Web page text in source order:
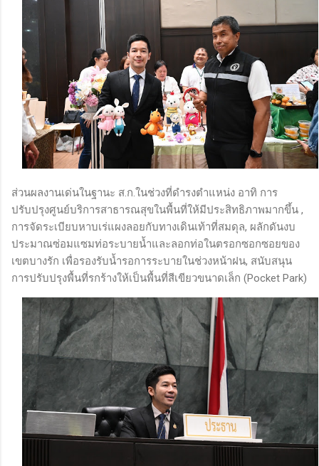
ส่วนผลงานเด่นในฐานะ ส.ก.ในช่วงที่ดำรงตำแหน่ง อาทิ การ
ปรับปรุงศูนย์บริการสาธารณสุขในพื้นที่ให้มีประสิทธิภาพมากขึ้น ,
การจัดระเบียบหาบเร่แผงลอยกับทางเดินเท้าที่สมดุล, ผลักดันงบ
ประมาณซ่อมแซมท่อระบายน้ำและลอกท่อในตรอกซอกซอยของ
เขตบางรัก เพื่อรองรับน้ำรอการระบายในช่วงหน้าฝน, สนับสนุน
การปรับปรุงพื้นที่รกร้างให้เป็นพื้นที่สีเขียวขนาดเล็ก (Pocket Park)